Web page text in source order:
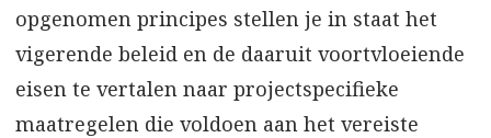
opgenomen principes stellen je in staat het
vigerende beleid en de daaruit voortvloeiende
eisen te vertalen naar projectspecifieke
maatregelen die voldoen aan het vereiste